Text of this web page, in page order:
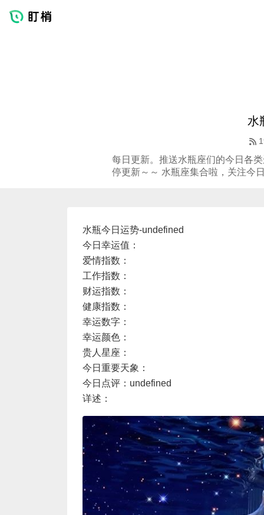
水
每日更新。推送水瓶座们的今日各
停更新～～ 水瓶座集合啦，关注今
水瓶今日运势-undefined
今日幸运值：
爱情指数：
工作指数：
财运指数：
健康指数：
幸运数字：
幸运颜色：
贵人星座：
今日重要天象：
今日点评：undefined
详述：